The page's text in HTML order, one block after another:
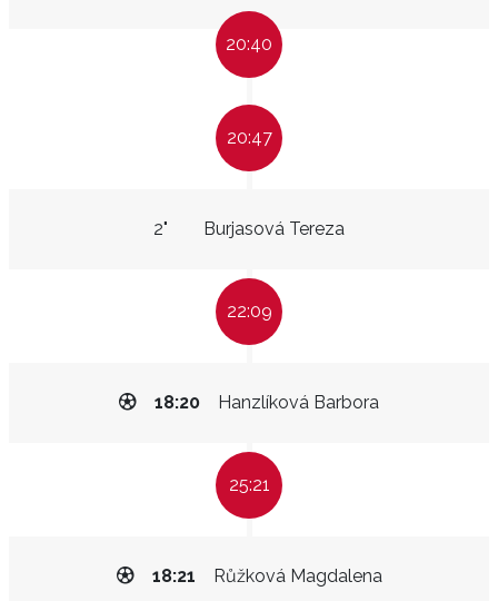
20:40
20:47
Burjasová Tereza
2"
22:09
Hanzlíková Barbora
18:20
25:21
Růžková Magdalena
18:21